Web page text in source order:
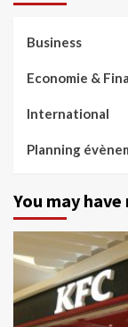
Business
Economie &
International
Planning
You may have